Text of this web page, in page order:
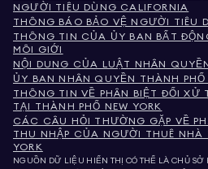
NGƯỜI TIÊU DÙNG CALIFORNIA
THÔNG BÁO BẢO VỆ NGƯỜI TIÊU
THÔNG TIN CỦA ỦY BAN BẤT
MÔI GIỚI
NỘI DUNG CỦA LUẬT NHÂN
ỦY BAN NHÂN QUYỀN THÀNH PHỐ
THÔNG TIN VỀ PHÂN BIỆT ĐỐI XỬ
TẠI THÀNH PHỐ NEW YORK
CÁC CÂU HỎI THƯỜNG GẶP VỀ
THU NHẬP CỦA NGƯỜI THUÊ NHÀ
YORK
NGUỒN DỮ LIỆU HIỂN THỊ CÓ THỂ LÀ CHỦ SỞ